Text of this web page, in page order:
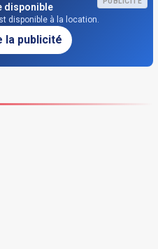
disponible
disponible à la location.
la publicité